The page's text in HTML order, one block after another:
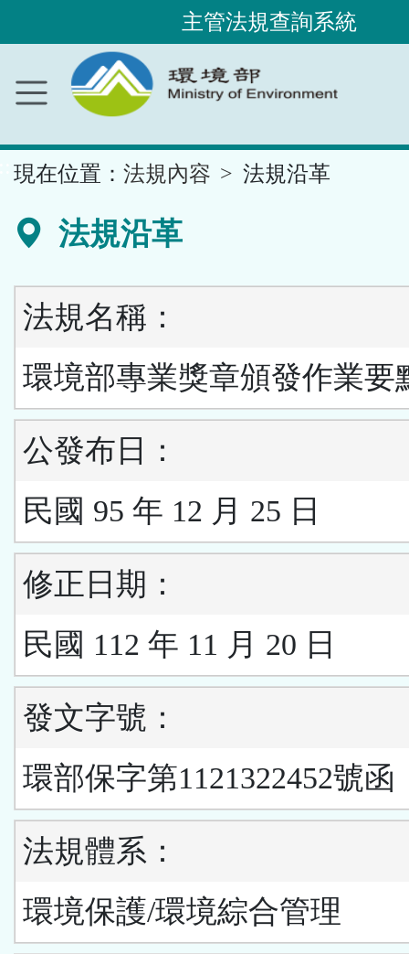
內
容
主管法規查詢系統
現在位置： 法規內容 法規沿革
法規沿革
法規名稱：
環境部專業獎章頒發作業要
公發布日：
民國 95 年 12 月 25 日
修正日期：
民國 112 年 11 月 20 日
發文字號：
環部保字第1121322452號函
法規體系：
環境保護/環境綜合管理